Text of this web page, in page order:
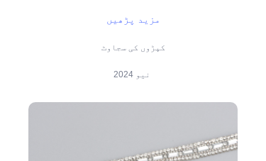
کپڑوں کی سجاوٹ
مزید پڑھیں